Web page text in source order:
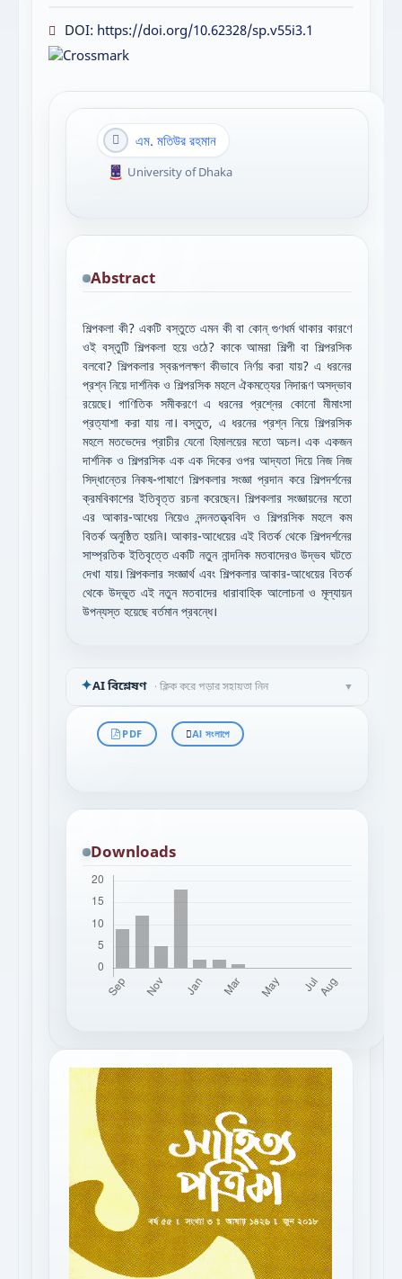
DOI: https://doi.org/10.62328/sp.v55i3.1
এম. মতিউর রহমান
University of Dhaka
Abstract
শিল্পকলা কী? একটি বস্তুতে এমন কী বা কোন্ গুণধর্ম থাকার কারণে
ওই বস্তুটি শিল্পকলা হয়ে ওঠে? কাকে আমরা শিল্পী বা শিল্পরসিক
বলবো? শিল্পকলার স্বরূপলক্ষণ কীভাবে নির্ণয় করা যায়? এ ধরনের
প্রশ্ন নিয়ে দার্শনিক ও শিল্পরসিক মহলে ঐকমত্যের নিদারূণ অসদ্ভাব
রয়েছে। গাণিতিক সমীকরণে এ ধরনের প্রশ্নের কোনো মীমাংসা
প্রত্যাশা করা যায় না। বস্তুত, এ ধরনের প্রশ্ন নিয়ে শিল্পরসিক
মহলে মতভেদের প্রাচীর যেনো হিমালয়ের মতো অচল। এক একজন
দার্শনিক ও শিল্পরসিক এক এক দিকের ওপর আদ্যতা দিয়ে নিজ নিজ
সিদ্ধান্তের নিকষ-পাষাণে শিল্পকলার সংজ্ঞা প্রদান করে শিল্পদর্শনের
ক্রমবিকাশের ইতিবৃত্ত রচনা করেছেন। শিল্পকলার সংজ্ঞায়নের মতো
এর আকার-আধেয় নিয়েও নন্দনতত্ত্ববিদ ও শিল্পরসিক মহলে কম
বিতর্ক অনুষ্ঠিত হয়নি। আকার-আধেয়ের এই বিতর্ক থেকে শিল্পদর্শনের
সাম্প্রতিক ইতিবৃত্তে একটি নতুন নান্দনিক মতবাদেরও উদ্ভব ঘটতে
দেখা যায়। শিল্পকলার সংজ্ঞার্থ এবং শিল্পকলার আকার-আধেয়ের বিতর্ক
থেকে উদ্ভূত এই নতুন মতবাদের ধারাবাহিক আলোচনা ও মূল্যায়ন
উপন্যস্ত হয়েছে বর্তমান প্রবন্ধে।
✦AI বিশ্লেষণ · ক্লিক করে পড়ার সহায়তা নিন ▼
PDF AI সংলাপে
Downloads